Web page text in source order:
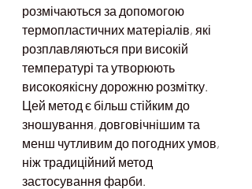
розмічаються за допомогою
термопластичних матеріалів, які
розплавляються при високій
температурі та утворюють
високоякісну дорожню розмітку.
Цей метод є більш стійким до
зношування, довговічнішим та
менш чутливим до погодних умов,
ніж традиційний метод
застосування фарби.